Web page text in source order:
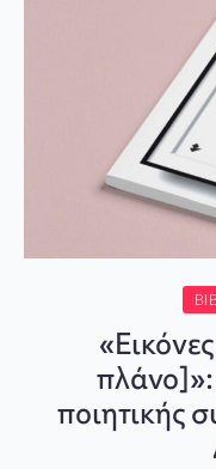
ποιητικής